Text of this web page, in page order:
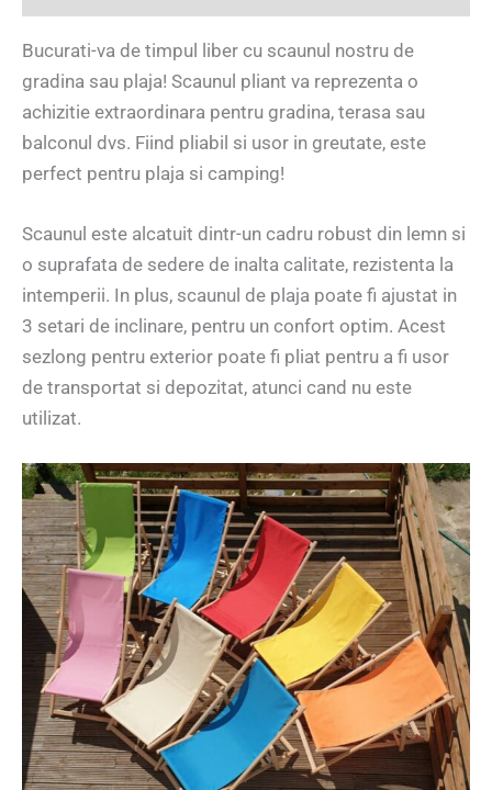
Bucurati-va de timpul liber cu scaunul nostru de
gradina sau plaja! Scaunul pliant va reprezenta o
achizitie extraordinara pentru gradina, terasa sau
balconul dvs. Fiind pliabil si usor in greutate, este
perfect pentru plaja si camping!
Scaunul este alcatuit dintr-un cadru robust din lemn si
o suprafata de sedere de inalta calitate, rezistenta la
intemperii. In plus, scaunul de plaja poate fi ajustat in
3 setari de inclinare, pentru un confort optim. Acest
sezlong pentru exterior poate fi pliat pentru a fi usor
de transportat si depozitat, atunci cand nu este
utilizat.